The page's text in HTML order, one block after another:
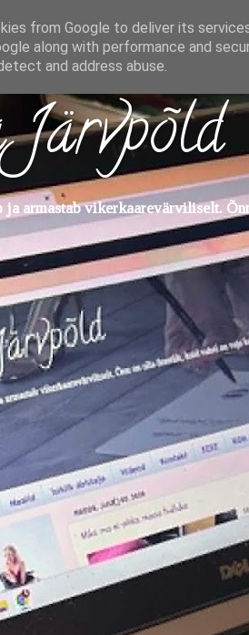
ja armastab vikerkaarevärviliselt.
from Google to deliver its
along with performance and
and address abuse.